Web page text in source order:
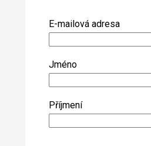
E-mailová adresa
Jméno
Příjmení